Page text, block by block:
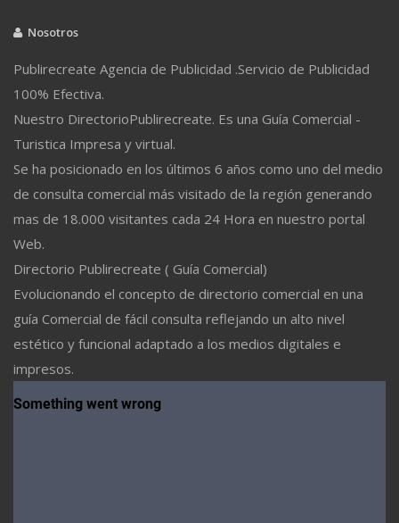
Nosotros
Publirecreate Agencia de Publicidad .Servicio de Publicidad
100% Efectiva.
Nuestro DirectorioPublirecreate. Es una Guía Comercial -
Turistica Impresa y virtual.
Se ha posicionado en los últimos 6 años como uno del medio
de consulta comercial más visitado de la región generando
mas de 18.000 visitantes cada 24 Hora en nuestro portal
Web.
Directorio Publirecreate ( Guía Comercial)
Evolucionando el concepto de directorio comercial en una
guía Comercial de fácil consulta reflejando un alto nivel
estético y funcional adaptado a los medios digitales e
impresos.